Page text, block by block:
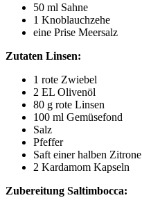
50 ml Sahne
1 Knob­lauch­ze­he
eine Pri­se Meersalz
Zuta­ten Linsen:
1 rote Zwiebel
2 EL Olivenöl
80 g rote Linsen
100 ml Gemüsefond
Salz
Pfef­fer
Saft einer hal­ben Zitrone
2 Kar­da­mom Kapseln
Zube­rei­tung Saltimbocca: